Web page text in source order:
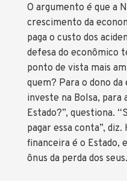
- doença
desencadeada pelo
peculiar a
da respectiva
Ministério do
- doença do
desencadeada em
especiais em que o
com ele se
da relação
O argumento é que a
crescimento da
paga o custo dos
defesa do econômico
ponto de vista mais
quem? Para o dono
investe na Bolsa, para
Estado?”, questiona.
pagar essa conta”,
financeira é o Estado,
ônus da perda dos seus.